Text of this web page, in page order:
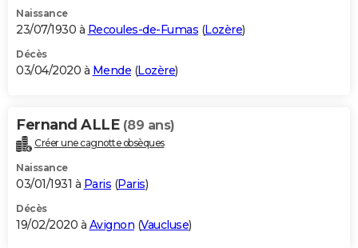
Naissance
23/07/1930 à Recoules-de-Fumas (Lozère)
Décès
03/04/2020 à Mende (Lozère)
Fernand ALLE (89 ans)
Créer une cagnotte obsèques
Naissance
03/01/1931 à Paris (Paris)
Décès
19/02/2020 à Avignon (Vaucluse)